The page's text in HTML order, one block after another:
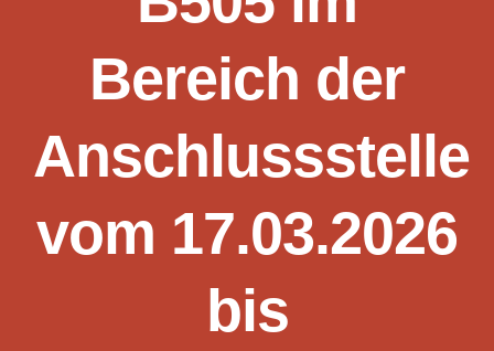
Bereich der
Anschlussstelle
vom 17.03.2026
bis